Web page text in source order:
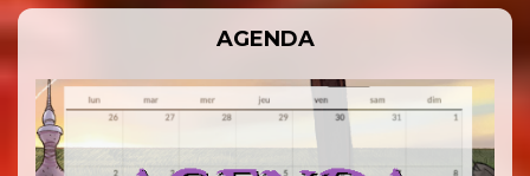
AGENDA